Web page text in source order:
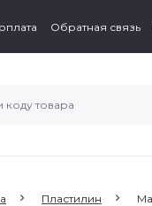
Обратная связь
Пластилин